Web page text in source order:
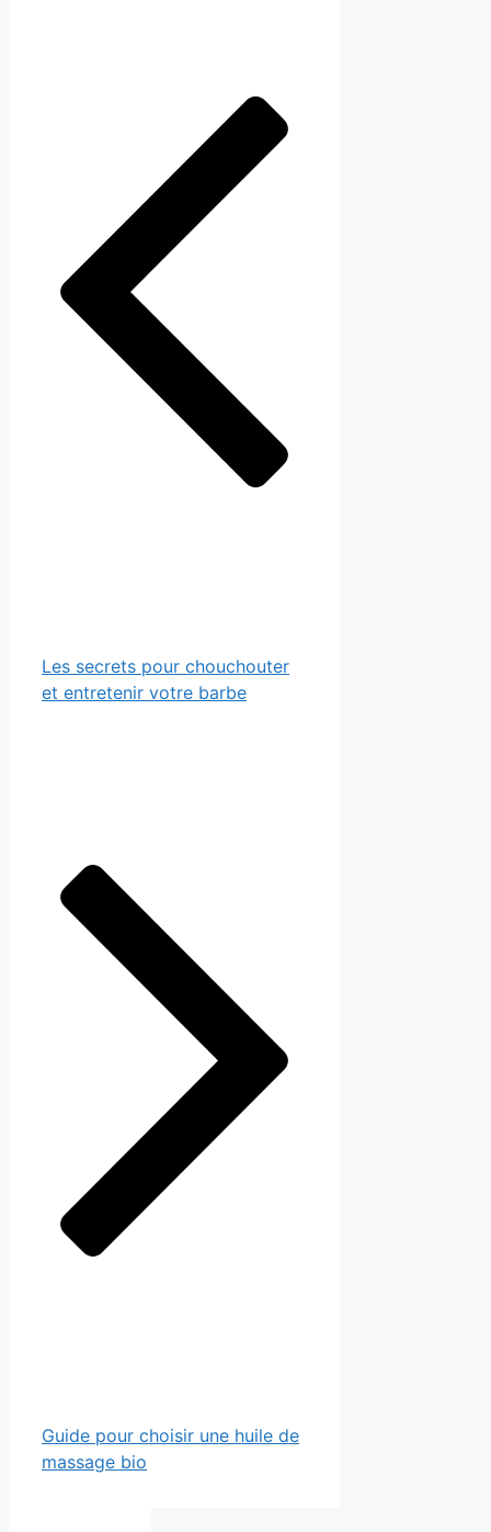
Les secrets pour chouchouter
et entretenir votre barbe
Guide pour choisir une huile de
massage bio